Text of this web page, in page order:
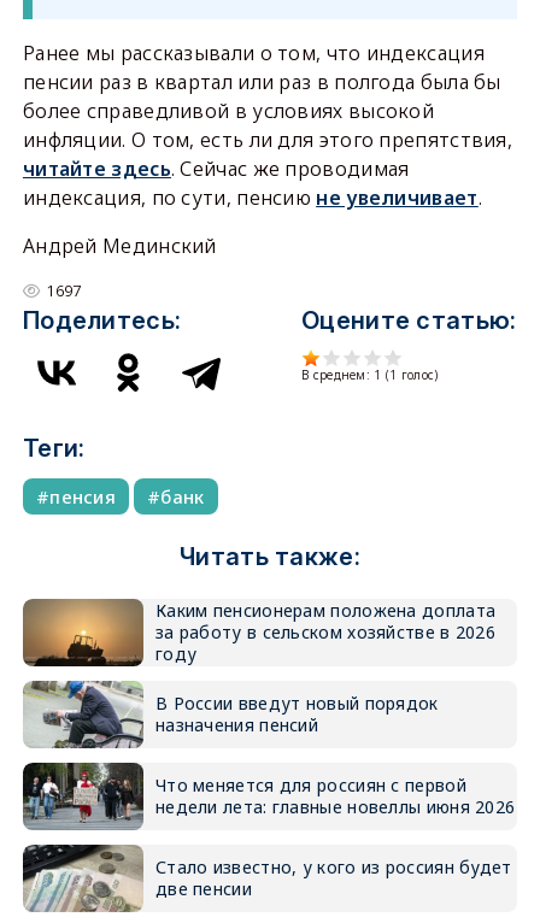
Ранее мы рассказывали о том, что индексация
пенсии раз в квартал или раз в полгода была бы
более справедливой в условиях высокой
инфляции. О том, есть ли для этого препятствия,
читайте здесь. Сейчас же проводимая
индексация, по сути, пенсию не увеличивает.
Андрей Мединский
1697
Поделитесь: Оцените статью:
В среднем: 1 (1 голос)
Теги:
пенсия банк
Читать также:
Каким пенсионерам положена доплата
за работу в сельском хозяйстве в 2026
году
В России введут новый порядок
назначения пенсий
Что меняется для россиян с первой
недели лета: главные новеллы июня 2026
Стало известно, у кого из россиян будет
две пенсии